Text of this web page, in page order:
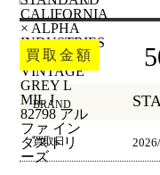
買取金額
BRAND
買取日